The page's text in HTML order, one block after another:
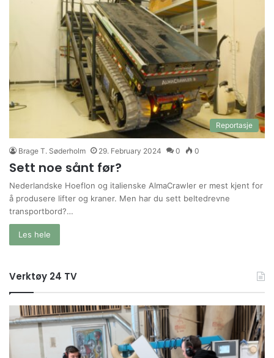
Reportasje
Brage T. Søderholm 29. February 2024 0 0
Sett noe sånt før?
Nederlandske Hoeflon og italienske AlmaCrawler er mest kjent for
å produsere lifter og kraner. Men har du sett beltedrevne
transportbord?…
Les hele
Verktøy 24 TV